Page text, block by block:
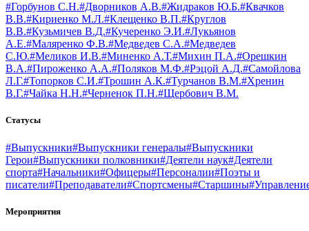
#Горбунов С.Н.#Дворников А.В.#Жидраков Ю.Б.#Квачков
В.В.#Кириенко М.Л.#Клещенко В.П.#Круглов
В.В.#Кузьмичев В.Д.#Кучеренко Э.И.#Лукьянов
А.Е.#Маляренко Ф.В.#Медведев С.А.#Медведев
С.Ю.#Меликов И.В.#Миненко А.Т.#Михин П.А.#Орешкин
В.А.#Пироженко А.А.#Поляков М.Ф.#Рэцой А.Д.#Самойлова
Л.Г.#Топорков С.И.#Трошин А.К.#Турчанов В.М.#Хренин
В.Г.#Чайка Н.Н.#Черненок П.Н.#Щербович В.М.
Статусы
#Выпускники#Выпускники генералы#Выпускники
Герои#Выпускники полковники#Деятели наук#Деятели
спорта#Начальники#Офицеры#Персоналии#Поэты и
писатели#Преподаватели#Спортсмены#Старшины
Мероприятия